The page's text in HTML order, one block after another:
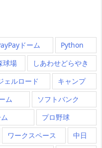
ドーム
Python
球場
しあわせどらやき
ェルロード
キャンプ
ム
ソフトバンク
プロ野球
ワークスペース
中日